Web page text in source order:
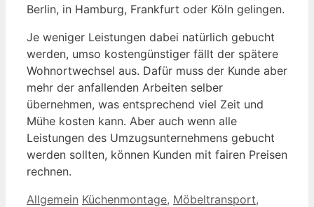
Berlin, in Hamburg, Frankfurt oder Köln gelingen.
Je weniger Leistungen dabei natürlich gebucht
werden, umso kostengünstiger fällt der spätere
Wohnortwechsel aus. Dafür muss der Kunde aber
mehr der anfallenden Arbeiten selber
übernehmen, was entsprechend viel Zeit und
Mühe kosten kann. Aber auch wenn alle
Leistungen des Umzugsunternehmens gebucht
werden sollten, können Kunden mit fairen Preisen
rechnen.
Kategorien
Allgemein Schlagwörter
Küchenmontage, Möbeltransport,